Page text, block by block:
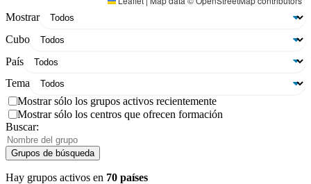
Mostrar
Cubo
País
Tema
Mostrar sólo los grupos activos recientemente
Mostrar sólo los centros que ofrecen formación
Buscar:
Hay grupos activos en 70 países